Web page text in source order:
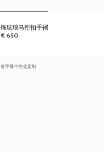
饰珐琅马衔扣手镯
€ 650
首字母个性化定制